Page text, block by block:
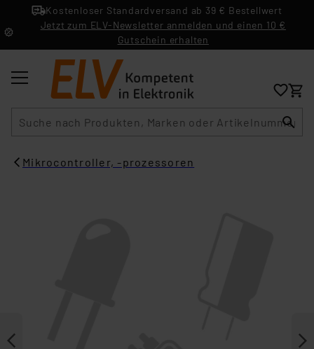
Kostenloser Standardversand ab 39 € Bestellwert
Jetzt zum ELV-Newsletter anmelden und einen 10 €
Gutschein erhalten
Mikrocontroller, -prozessoren